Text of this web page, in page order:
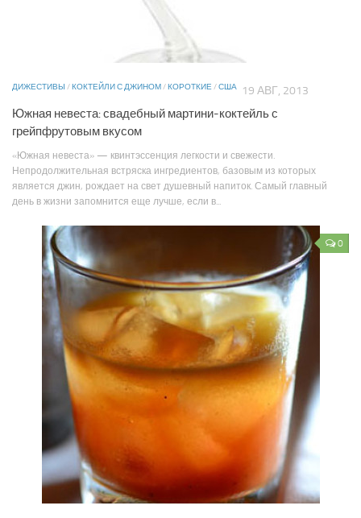
ДИЖЕСТИВЫ / КОКТЕЙЛИ С ДЖИНОМ / КОРОТКИЕ/США 19 АВГ, 2013
Южная невеста: свадебный мартини-коктейль с
грейпфрутовым вкусом
«Южная невеста» — квинтэссенция легкости и свежести.
Непродолжительная встряска ингредиентов, базовым из которых
является джин, рождает на свет душевный напиток. Самый главный
день в жизни запомнится еще лучше, если в...
0